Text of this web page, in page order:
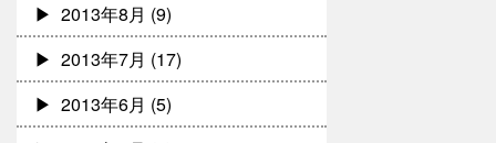
2013年8月 (9)
2013年7月 (17)
2013年6月 (5)